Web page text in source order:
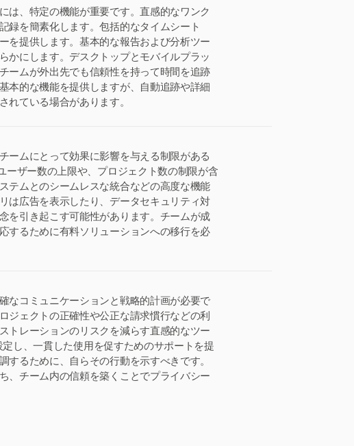
は、特定の機能が重要です。直感的なワンク
録を簡素化します。包括的なタイムシート
を提供します。基本的な報告および分析ツー
かにします。デスクトップとモバイルプラッ
ームが外出先でも信頼性を持って時間を追跡
本的な機能を提供しますが、自動追跡や詳細
れている場合があります。
ームにとって効果に影響を与える制限がある
ザー数の上限や、プロジェクト数の制限が含
テムとのシームレスな統合などの高度な機能
は広告を表示したり、データセキュリティ対
を引き起こす可能性があります。チームが成
するために有料ソリューションへの移行を必
なコミュニケーションと戦略的計画が必要で
ジェクトの正確性や公正な請求慣行などの利
トレーションのリスクを減らす直感的なツー
し、一貫した使用を促すためのサポートを提
るために、自らその行動を示すべきです。
、チーム内の信頼を築くことでプライバシー